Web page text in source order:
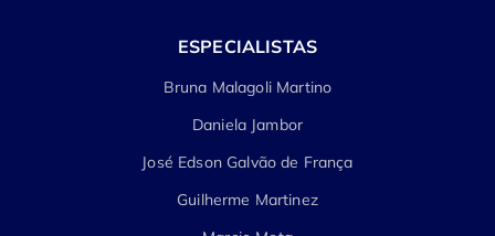
ESPECIALISTAS
Bruna Malagoli Martino
Daniela Jambor
José Edson Galvão de França
Guilherme Martinez